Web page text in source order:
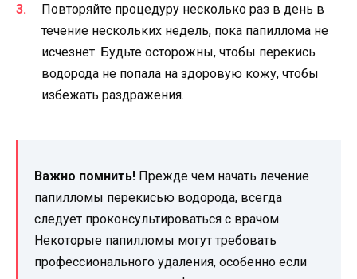
Повторяйте процедуру несколько раз в день в
течение нескольких недель, пока папиллома не
исчезнет. Будьте осторожны, чтобы перекись
водорода не попала на здоровую кожу, чтобы
избежать раздражения.
Важно помнить! Прежде чем начать лечение
папилломы перекисью водорода, всегда
следует проконсультироваться с врачом.
Некоторые папилломы могут требовать
профессионального удаления, особенно если